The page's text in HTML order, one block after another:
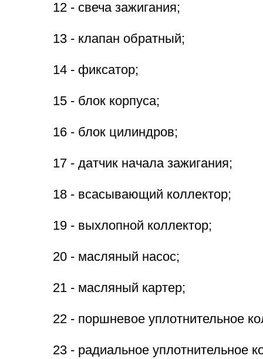
12 - свеча зажигания;
13 - клапан обратный;
14 - фиксатор;
15 - блок корпуса;
16 - блок цилиндров;
17 - датчик начала зажигания;
18 - всасывающий коллектор;
19 - выхлопной коллектор;
20 - масляный насос;
21 - масляный картер;
22 - поршневое уплотнительное
23 - радиальное уплотнительное